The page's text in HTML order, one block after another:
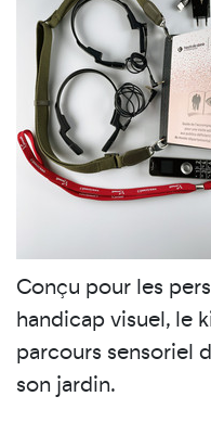
Conçu pour les
handicap visuel, le
parcours sensoriel
son jardin.